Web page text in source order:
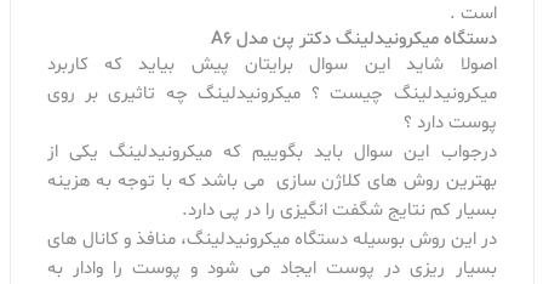
است .
دستگاه میکرونیدلینگ دکتر پن مدل A6
اصولا شاید این سوال برایتان پیش بیاید که کاربرد
میکرونیدلینگ چیست ؟ میکرونیدلینگ چه تاثیری بر روی
پوست دارد ؟
درجواب این سوال باید بگوییم که میکرونیدلینگ یکی از
بهترین روش های کلاژن سازی می باشد که با توجه به هزینه
بسیار کم نتایج شگفت انگیزی را در پی دارد.
در این روش بوسیله دستگاه میکرونیدلینگ، منافذ و کانال های
بسیار ریزی در پوست ایجاد می شود و پوست را وادار به